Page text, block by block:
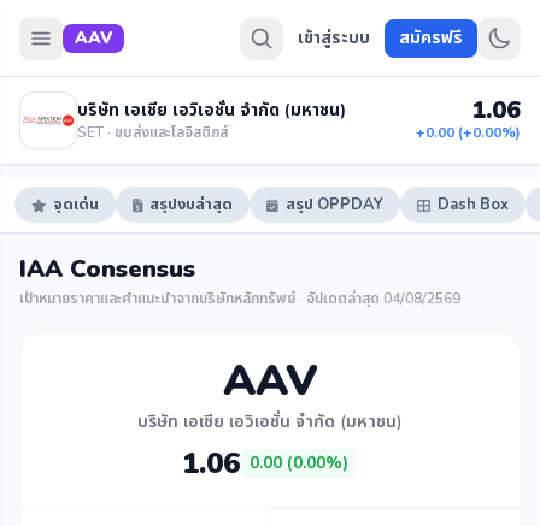
AAV เข้าสู่ระบบ สมัครฟรี
บริษัท เอเชีย เอวิเอชั่น จำกัด (มหาชน)
SET · ขนส่งและโลจิสติกส์
1.06
+0.00 (+0.00%)
จุดเด่น สรุปงบล่าสุด สรุป OPPDAY Dash Box
IAA Consensus
เป้าหมายราคาและคำแนะนำจากบริษัทหลักทรัพย์ · อัปเดตล่าสุด 04/08/2569
AAV
บริษัท เอเชีย เอวิเอชั่น จำกัด (มหาชน)
1.06 0.00 (0.00%)